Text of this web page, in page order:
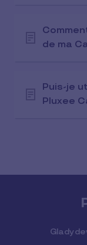
de ma
Puis-je
Pluxee
Glady